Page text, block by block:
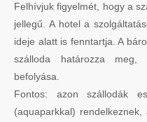
Felhívjuk figyelmét, hogy a
jellegű. A hotel a
ideje alatt is fenntartja. A
szálloda határozza
befolyása.
Fontos: azon szállodák
(aquaparkkal)